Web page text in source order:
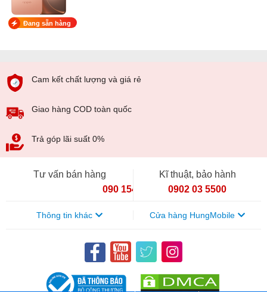
Đang sẵn hàng
Cam kết chất lượng và giá rẻ
Giao hàng COD toàn quốc
Trả góp lãi suất 0%
Tư vấn bán hàng
090 154 8866
Kĩ thuật, bảo hành
0902 03 5500
Thông tin khác Cửa hàng HungMobile